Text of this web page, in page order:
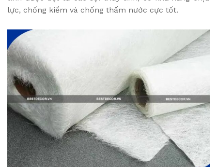
lực, chống kiềm và chống thấm nước cực tốt.